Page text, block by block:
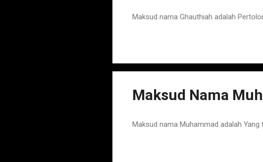
Maksud nama Ghauthiah adalah
Maksud Nama
Maksud nama Muhammad adalah